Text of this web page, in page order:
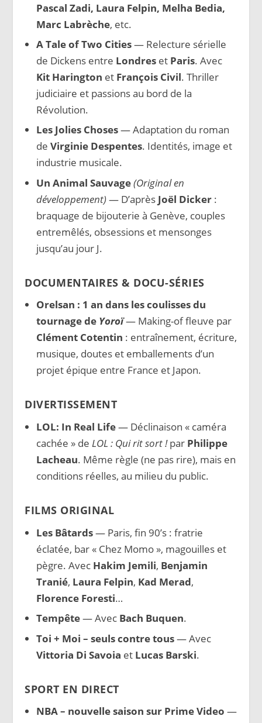
Pascal Zadi, Laura Felpin, Melha Bedia,
Marc Labrèche, etc.
A Tale of Two Cities— Relecture sérielle
de Dickens entre Londreset Paris. Avec
Kit Harington et François Civil. Thriller
judiciaire et passions au bord de la
Révolution.
Les Jolies Choses— Adaptation du roman
de Virginie Despentes. Identités, image et
industrie musicale.
Un Animal Sauvage(Original en
développement)— D’après Joël Dicker:
braquage de bijouterie à Genève, couples
entremêlés, obsessions et mensonges
jusqu’au jour J.
DOCUMENTAIRES & DOCU-SÉRIES
Orelsan : 1 an dans les coulisses du
tournage de Yoroï— Making-of fleuve par
Clément Cotentin : entraînement, écriture,
musique, doutes et emballements d’un
projet épique entre France et Japon.
DIVERTISSEMENT
LOL: In Real Life— Déclinaison « caméra
cachée » de LOL : Qui rit sort !par Philippe
Lacheau. Même règle (ne pas rire), mais en
conditions réelles, au milieu du public.
FILMS ORIGINAL
Les Bâtards— Paris, fin 90’s : fratrie
éclatée, bar « Chez Momo », magouilles et
pègre. Avec Hakim Jemili, Benjamin
Tranié, Laura Felpin, Kad Merad,
Florence Foresti…
Tempête— Avec Bach Buquen.
Toi + Moi – seuls contre tous— Avec
Vittoria Di Savoia et Lucas Barski.
SPORT EN DIRECT
NBA – nouvelle saison sur Prime Video —